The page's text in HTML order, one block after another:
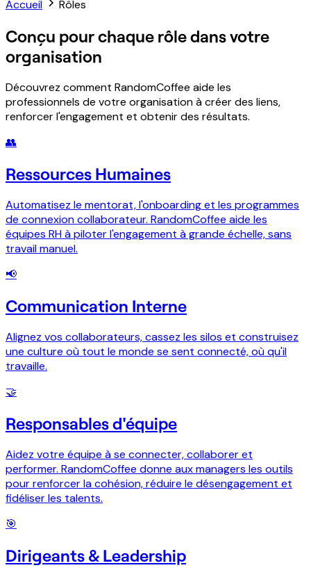
Accueil
Rôles
Conçu pour chaque rôle dans votre
organisation
Découvrez comment RandomCoffee aide les
professionnels de votre organisation à créer des liens,
renforcer l'engagement et obtenir des résultats.
👥
Ressources Humaines
Automatisez le mentorat, l'onboarding et les programmes
de connexion collaborateur. RandomCoffee aide les
équipes RH à piloter l'engagement à grande échelle, sans
travail manuel.
📢
Communication Interne
Alignez vos collaborateurs, cassez les silos et construisez
une culture où tout le monde se sent connecté, où qu'il
travaille.
🤝
Responsables d'équipe
Aidez votre équipe à se connecter, collaborer et
performer. RandomCoffee donne aux managers les outils
pour renforcer la cohésion, réduire le désengagement et
fidéliser les talents.
🎯
Dirigeants & Leadership